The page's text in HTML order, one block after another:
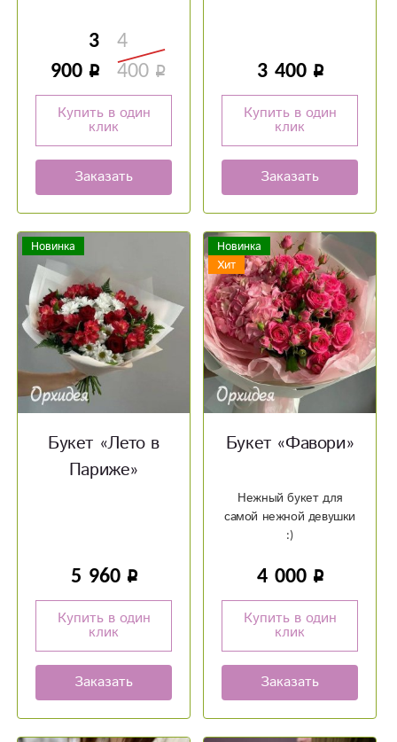
3
900
4
400
Купить в один
клик
Заказать
3 400
Купить в один
клик
Заказать
Новинка
Букет «Лето в
Париже»
5 960
Купить в один
клик
Заказать
Новинка
Хит
Букет «Фавори»
Нежный букет для
самой нежной девушки
:)
4 000
Купить в один
клик
Заказать